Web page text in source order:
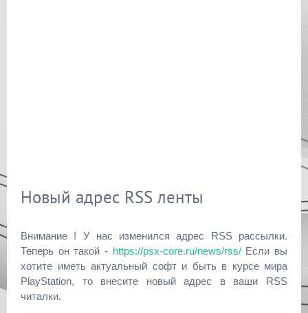
Новый адрес RSS ленты
Внимание ! У нас изменился адрес RSS рассылки.
Теперь он такой - https://psx-core.ru/news/rss/Если вы
хотите иметь актуальный софт и быть в курсе мира
PlayStation, то внесите новый адрес в ваши RSS
читалки.